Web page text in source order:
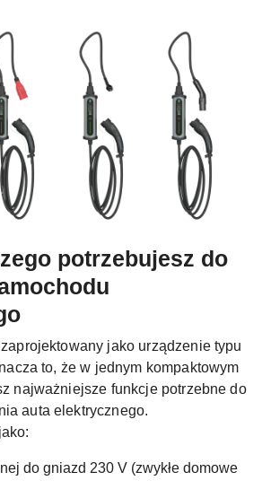
potrzebujesz do
jako urządzenie typu
to, że w jednym kompaktowym
najważniejsze funkcje potrzebne do
auta elektrycznego.
do gniazd 230 V (zwykłe domowe